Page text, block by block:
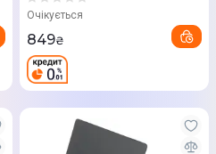
Очікується
849₴